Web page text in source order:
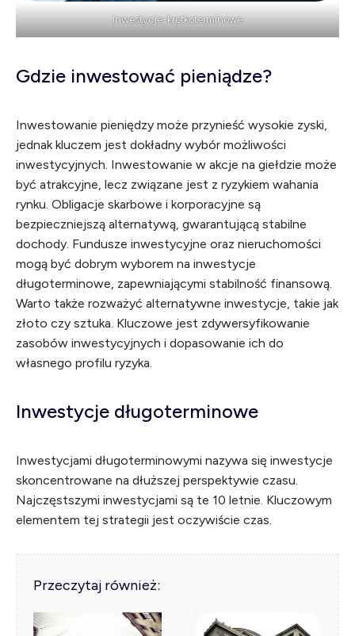
inwestycje-krotkoterminowe
Gdzie inwestować pieniądze?
Inwestowanie pieniędzy może przynieść wysokie zyski,
jednak kluczem jest dokładny wybór możliwości
inwestycyjnych. Inwestowanie w akcje na giełdzie może
być atrakcyjne, lecz związane jest z ryzykiem wahania
rynku. Obligacje skarbowe i korporacyjne są
bezpieczniejszą alternatywą, gwarantującą stabilne
dochody. Fundusze inwestycyjne oraz nieruchomości
mogą być dobrym wyborem na inwestycje
długoterminowe, zapewniającymi stabilność finansową.
Warto także rozważyć alternatywne inwestycje, takie jak
złoto czy sztuka. Kluczowe jest zdywersyfikowanie
zasobów inwestycyjnych i dopasowanie ich do
własnego profilu ryzyka.
Inwestycje długoterminowe
Inwestycjami długoterminowymi nazywa się inwestycje
skoncentrowane na dłuższej perspektywie czasu.
Najczęstszymi inwestycjami są te 10 letnie. Kluczowym
elementem tej strategii jest oczywiście czas.
Przeczytaj również: